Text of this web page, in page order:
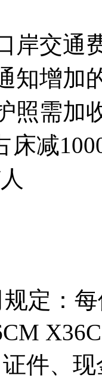
岸交通
知增加
照需加
床减
定：
件、